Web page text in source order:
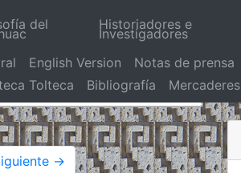
del Historiadores e
Investigadores
English Version Notas de prensa
Tolteca Bibliografía Mercaderes
→